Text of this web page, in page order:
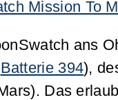
ans
Batterie 394),
Das